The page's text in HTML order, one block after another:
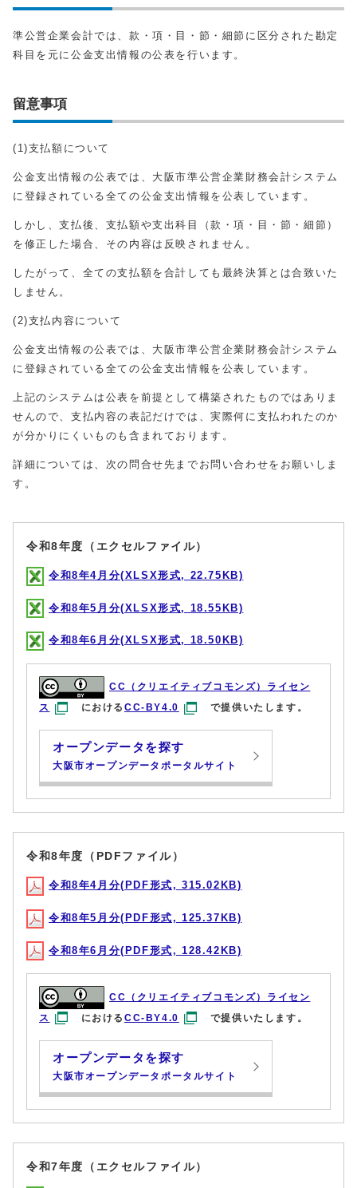
準公営企業会計では、款・項・目・節・細節に区分された勘定
科目を元に公金支出情報の公表を行います。
留意事項
(1)支払額について
公金支出情報の公表では、大阪市準公営企業財務会計システム
に登録されている全ての公金支出情報を公表しています。
しかし、支払後、支払額や支出科目（款・項・目・節・細節）
を修正した場合、その内容は反映されません。
したがって、全ての支払額を合計しても最終決算とは合致いた
しません。
(2)支払内容について
公金支出情報の公表では、大阪市準公営企業財務会計システム
に登録されている全ての公金支出情報を公表しています。
上記のシステムは公表を前提として構築されたものではありま
せんので、支払内容の表記だけでは、実際何に支払われたのか
が分かりにくいものも含まれております。
詳細については、次の問合せ先までお問い合わせをお願いしま
す。
令和8年度（エクセルファイル）
令和8年4月分(XLSX形式, 22.75KB)
令和8年5月分(XLSX形式, 18.55KB)
令和8年6月分(XLSX形式, 18.50KB)
CC（クリエイティブコモンズ）ライセン
ス
におけるCC-BY4.0 で提供いたします。
オープンデータを探す
大阪市オープンデータポータルサイト
令和8年度（PDFファイル）
令和8年4月分(PDF形式, 315.02KB)
令和8年5月分(PDF形式, 125.37KB)
令和8年6月分(PDF形式, 128.42KB)
CC（クリエイティブコモンズ）ライセン
ス
におけるCC-BY4.0 で提供いたします。
オープンデータを探す
大阪市オープンデータポータルサイト
令和7年度（エクセルファイル）